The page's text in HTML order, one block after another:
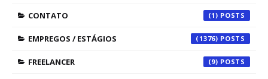
CONTATO (1)
EMPREGOS / ESTÁGIOS (1376)
FREELANCER (9)